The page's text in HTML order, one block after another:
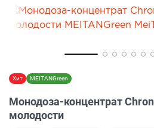
Монодоза-концентрат
молодости
Хит MEITANGreen